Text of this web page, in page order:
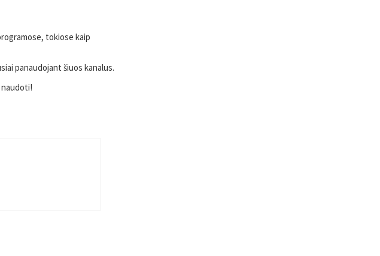
tokiose kaip
panaudojant šiuos kanalus.
naudoti!